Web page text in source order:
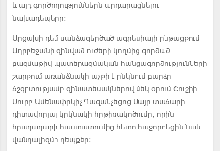
և այդ գործողություններն արդարացնելու
նախադեպերը:
Արցախի դեմ սանձազերծած ագրեսիայի ընթացքում
Ադրբեջանի զինված ուժերի կողմից գործած
բազմաթիվ պատերազմական հանցագործությունների
շարքում առանձնակի աչքի է ընկնում բարձր
ճշգրտությամբ զինատեսակներով մեկ օրում Շուշիի
Սուրբ Ամենափրկիչ Ղազանչեցոց Մայր տաճարի
դիտավորյալ կրկնակի հրթիռակոծումը, որին
հրադադարի հաստատումից հետո հաջորդեցին նաև
վանդալիզմի դեպքեր: